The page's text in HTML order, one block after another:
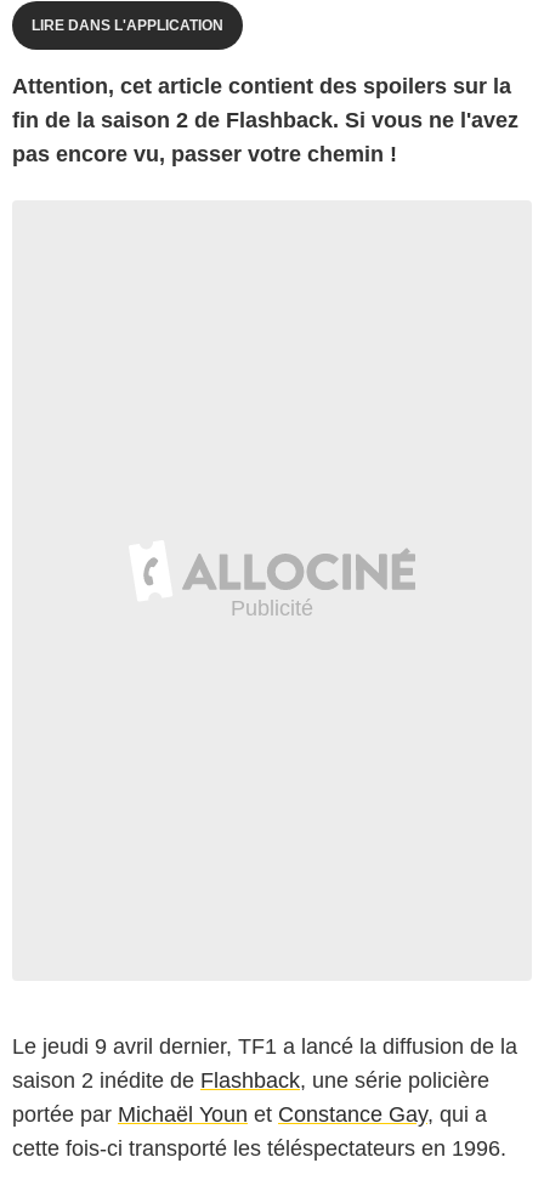
LIRE DANS L'APPLICATION
Attention, cet article contient des spoilers sur la
fin de la saison 2 de Flashback. Si vous ne l'avez
pas encore vu, passer votre chemin !
Le jeudi 9 avril dernier, TF1 a lancé la diffusion de la
saison 2 inédite de Flashback, une série policière
portée par Michaël Youn et Constance Gay, qui a
cette fois-ci transporté les téléspectateurs en 1996.